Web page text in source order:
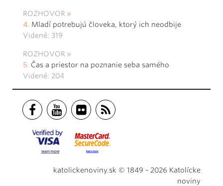
ROZHOVOR
Mladí potrebujú človeka, ktorý ich neodbije
Videné: 319
ROZHOVOR
Čas a priestor na poznanie seba samého
Videné: 204
katolickenoviny.sk © 1849 - 2026 Katolícke
noviny